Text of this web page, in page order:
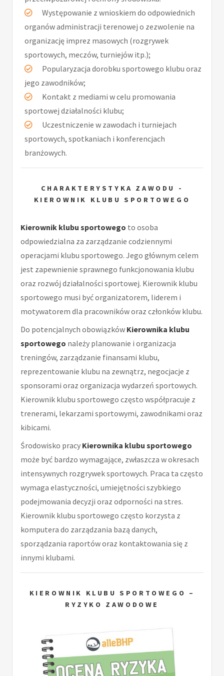
Występowanie z wnioskiem do odpowiednich
organów administracji terenowej o zezwolenie na
organizację imprez masowych (rozgrywek
sportowych, meczów, turniejów itp.);
Popularyzacja dorobku sportowego klubu oraz
jego zawodników;
Kontakt z mediami w celu promowania
sportowej działalności klubu;
Uczestniczenie w zawodach i turniejach
sportowych, spotkaniach i konferencjach
branżowych.
CHARAKTERYSTYKA ZAWODU -
KIEROWNIK KLUBU SPORTOWEGO
Kierownik klubu sportowego to osoba
odpowiedzialna za zarządzanie codziennymi
operacjami klubu sportowego. Jego głównym celem
jest zapewnienie sprawnego funkcjonowania klubu
oraz rozwój działalności sportowej. Kierownik klubu
sportowego musi być organizatorem, liderem i
motywatorem dla pracowników oraz członków klubu.
Do potencjalnych obowiązków Kierownika klubu
sportowego należy planowanie i organizacja
treningów, zarządzanie finansami klubu,
reprezentowanie klubu na zewnątrz, negocjacje z
sponsorami oraz organizacja wydarzeń sportowych.
Kierownik klubu sportowego często współpracuje z
trenerami, lekarzami sportowymi, zawodnikami oraz
kibicami.
Środowisko pracy Kierownika klubu sportowego
może być bardzo wymagające, zwłaszcza w okresach
intensywnych rozgrywek sportowych. Praca ta często
wymaga elastyczności, umiejętności szybkiego
podejmowania decyzji oraz odporności na stres.
Kierownik klubu sportowego często korzysta z
komputera do zarządzania bazą danych,
sporządzania raportów oraz kontaktowania się z
innymi klubami.
KIEROWNIK KLUBU SPORTOWEGO –
RYZYKO ZAWODOWE